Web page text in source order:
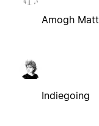
Amogh Matt
Indiegoing